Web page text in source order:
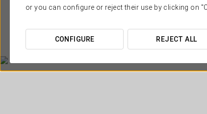
or you can configure or reject their use by clicking on
CONFIGURE REJECT ALL